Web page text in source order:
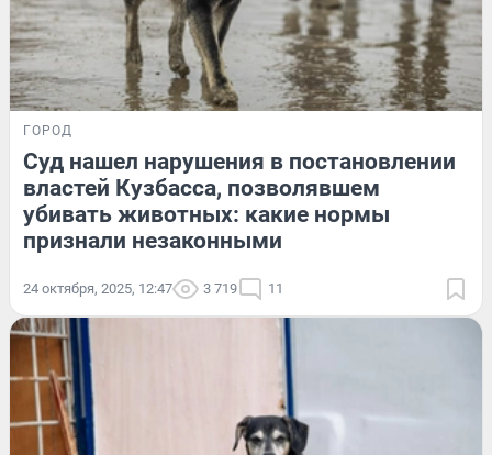
ГОРОД
Суд нашел нарушения в постановлении
властей Кузбасса, позволявшем
убивать животных: какие нормы
признали незаконными
24 октября, 2025, 12:47 3 719 11